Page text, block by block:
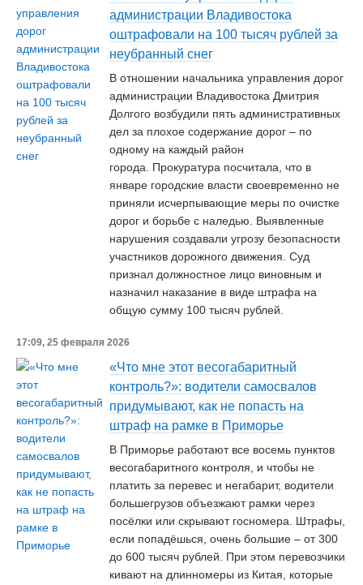
администрации Владивостока
оштрафовали на 100 тысяч рублей за
неубранный снег
В отношении начальника управления дорог
администрации Владивостока Дмитрия
Долгого возбудили пять административных
дел за плохое содержание дорог – по
одному на каждый район
города. Прокуратура посчитала, что в
январе городские власти своевременно не
приняли исчерпывающие меры по очистке
дорог и борьбе с наледью. Выявленные
нарушения создавали угрозу безопасности
участников дорожного движения. Суд
признал должностное лицо виновным и
назначил наказание в виде штрафа на
общую сумму 100 тысяч рублей.
17:09, 25 февраля 2026
«Что мне этот весогабаритный
контроль?»: водители самосвалов
придумывают, как не попасть на
штраф на рамке в Приморье
В Приморье работают все восемь пунктов
весогабаритного контроля, и чтобы не
платить за перевес и негабарит, водители
большегрузов объезжают рамки через
посёлки или скрывают госномера. Штрафы,
если попадёшься, очень большие – от 300
до 600 тысяч рублей. При этом перевозчики
кивают на длинномеры из Китая, которые